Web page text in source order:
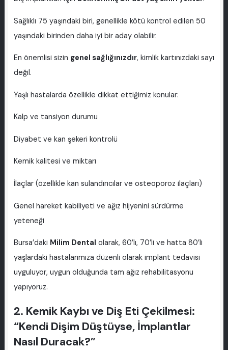
Sağlıklı 75 yaşındaki biri, genellikle kötü kontrol edilen 50
yaşındaki birinden daha iyi bir aday olabilir.
En önemlisi sizin genel sağlığınızdır, kimlik kartınızdaki sayı
değil.
Yaşlı hastalarda özellikle dikkat ettiğimiz konular:
Kalp ve tansiyon durumu
Diyabet ve kan şekeri kontrolü
Kemik kalitesi ve miktarı
İlaçlar (özellikle kan sulandırıcılar ve osteoporoz ilaçları)
Genel hareket kabiliyeti ve ağız hijyenini sürdürme
yeteneği
Bursa’daki Milim Dental olarak, 60’lı, 70’li ve hatta 80’li
yaşlardaki hastalarımıza düzenli olarak implant tedavisi
uyguluyor, uygun olduğunda tam ağız rehabilitasyonu
yapıyoruz.
2. Kemik Kaybı ve Diş Eti Çekilmesi:
“Kendi Dişim Düştüyse, İmplantlar
Nasıl Duracak?”